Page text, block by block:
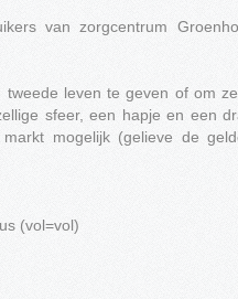
van zorgcentrum
leven te geven of om
sfeer, een hapje en een
mogelijk (gelieve de
(vol=vol)